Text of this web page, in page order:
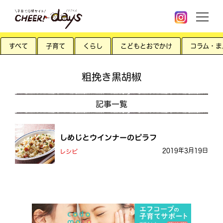
すべて 子育て くらし こどもとおでかけ コラム・
粗挽き黒胡椒
記事一覧
しめじとウインナーのピラフ
レシピ 2019年3月19日